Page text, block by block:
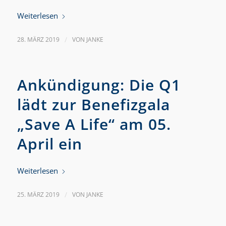
Weiterlesen
28. MÄRZ 2019 / VON JANKE
Ankündigung: Die Q1
lädt zur Benefizgala
„Save A Life“ am 05.
April ein
Weiterlesen
25. MÄRZ 2019 / VON JANKE